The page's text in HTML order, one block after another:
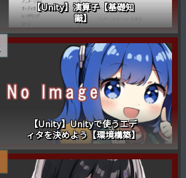
【Unity】演算子【基礎知
識】
【Unity】Unityで使うエデ
ィタを決めよう【環境構築】